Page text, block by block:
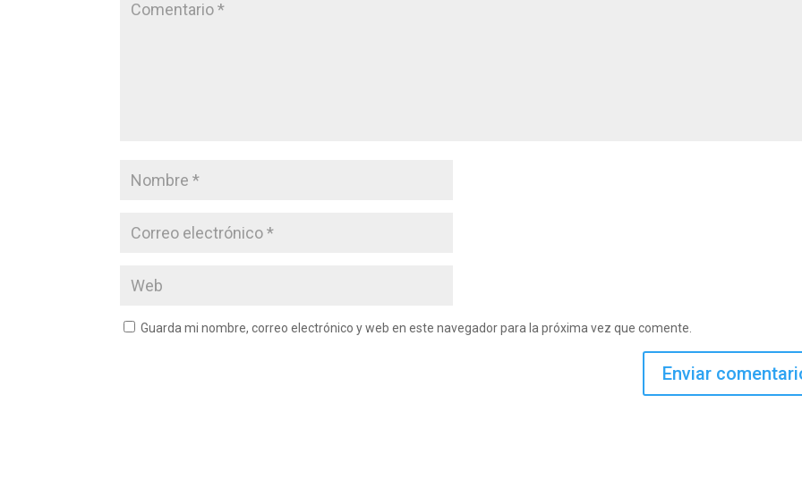
Guarda mi nombre, correo electrónico y web en este navegador para la próxima vez que comente.